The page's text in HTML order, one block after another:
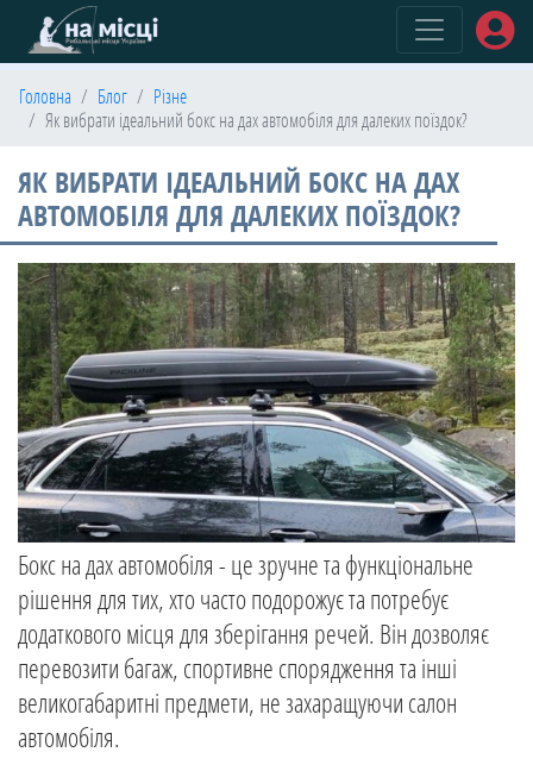
Головна Блог
Різне
Як вибрати ідеальний бокс на дах автомобіля для далеких поїздок?
ЯК ВИБРАТИ ІДЕАЛЬНИЙ БОКС НА ДАХ
АВТОМОБІЛЯ ДЛЯ ДАЛЕКИХ ПОЇЗДОК?
Бокс на дах автомобіля - це зручне та функціональне
рішення для тих, хто часто подорожує та потребує
додаткового місця для зберігання речей. Він дозволяє
перевозити багаж, спортивне спорядження та інші
великогабаритні предмети, не захаращуючи салон
автомобіля.